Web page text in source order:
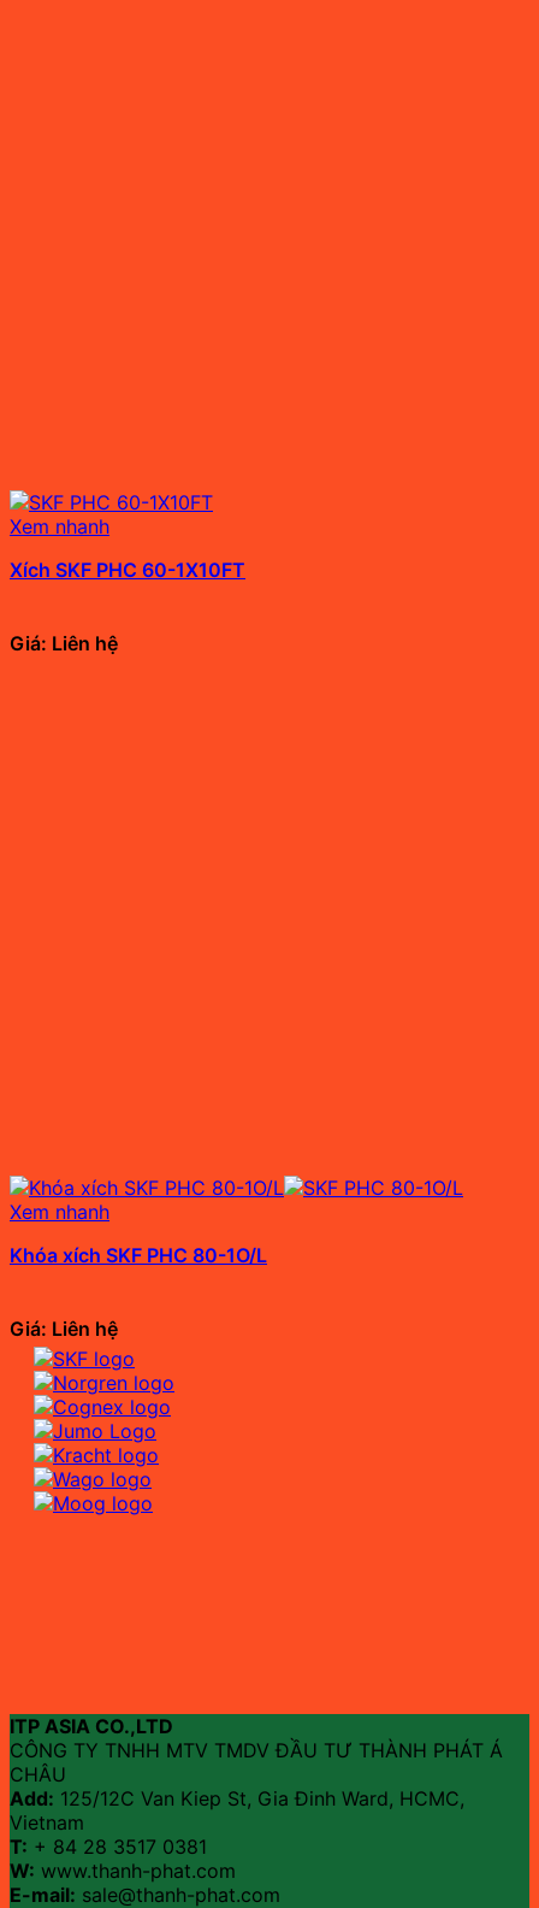
Xem nhanh
Xích SKF PHC 60-1X10FT
Giá: Liên hệ
Xem nhanh
Khóa xích SKF PHC 80-1O/L
Giá: Liên hệ
ITP ASIA CO.,LTD
CÔNG TY TNHH MTV TMDV ĐẦU TƯ THÀNH PHÁT Á
CHÂU
Add: 125/12C Van Kiep St, Gia Đinh Ward, HCMC,
Vietnam
T: + 84 28 3517 0381
W: www.thanh-phat.com
E-mail: sale@thanh-phat.com